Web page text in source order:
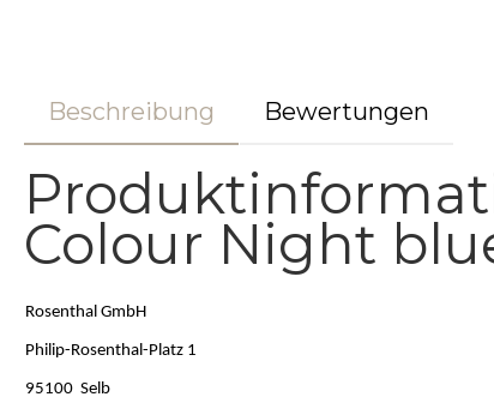
Beschreibung Bewertungen
Colour Night
Rosenthal GmbH
Philip-Rosenthal-Platz 1
95100 Selb